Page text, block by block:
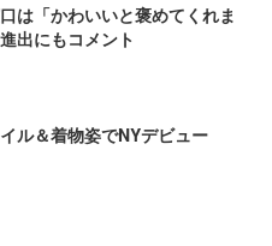
は「かわいいと褒めてくれま
出にもコメント
ル＆着物姿でNYデビュー